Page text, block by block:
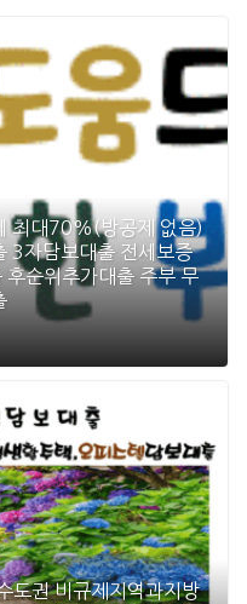
최대70%(방공제 없음)
3자담보대출 전세보증
후순위추가대출 주부 무
도권 비규제지역과지방